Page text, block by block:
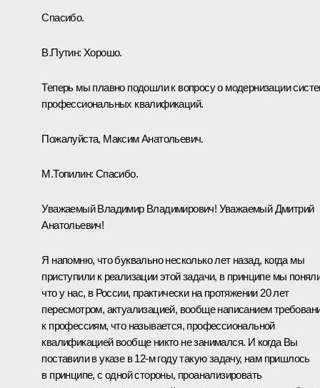
Спасибо.
В.Путин: Хорошо.
Теперь мы плавно подошли к вопросу о модернизации
профессиональных квалификаций.
Пожалуйста, Максим Анатольевич.
М.Топилин: Спасибо.
Уважаемый Владимир Владимирович! Уважаемый Дмитрий
Анатольевич!
Я напомню, что буквально несколько лет назад, когда мы
приступили к реализации этой задачи, в принципе мы
что у нас, в России, практически на протяжении 20 лет
пересмотром, актуализацией, вообще написанием
к профессиям, что называется, профессиональной
квалификацией вообще никто не занимался. И когда Вы
поставили в указе в 12‑м году такую задачу, нам пришлось
в принципе, с одной стороны, проанализировать